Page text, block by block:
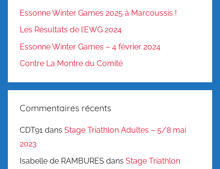
Essonne Winter Games 2025 à Marcoussis !
Les Résultats de l’EWG 2024
Essonne Winter Games – 4 février 2024
Contre La Montre du Comité
Commentaires récents
CDT91 dans Stage Triathlon Adultes – 5/8 mai
2023
Isabelle de RAMBURES dans Stage Triathlon